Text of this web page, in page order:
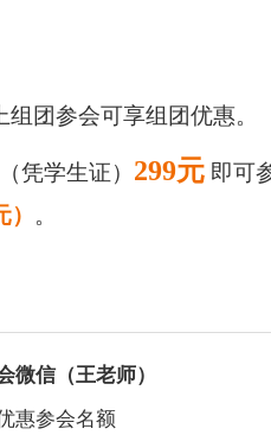
组团参会可享组团优惠。
凭学生证） 299元 即可
。
微信（王老师）
惠参会名额